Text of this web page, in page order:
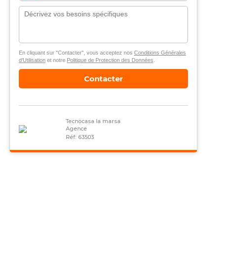
En cliquant sur "Contacter", vous acceptez nos Conditions Générales
d’Utilisationet notre Politique de Protection des Données
Contacter
Tecnocasa la marsa
Agence
Réf: 63503